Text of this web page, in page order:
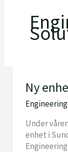
Ny
Under
enhet i
Ny
enhet
i
Sundsvall